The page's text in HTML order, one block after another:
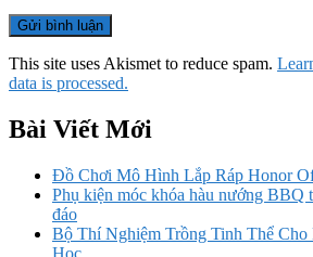
This site uses Akismet to reduce spam.
data is processed.
Bài Viết Mới
Đồ Chơi Mô Hình Lắp Ráp Honor
Phụ kiện móc khóa hàu nướng BBQ
đáo
Bộ Thí Nghiệm Trồng Tinh Thể Cho
Học